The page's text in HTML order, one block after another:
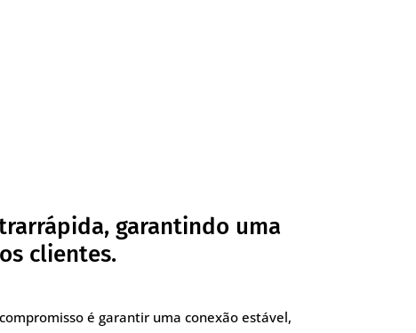
garantindo uma
clientes.
é garantir uma conexão estável,